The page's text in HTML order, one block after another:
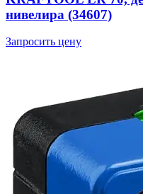
нивелира (34607)
Запросить цену